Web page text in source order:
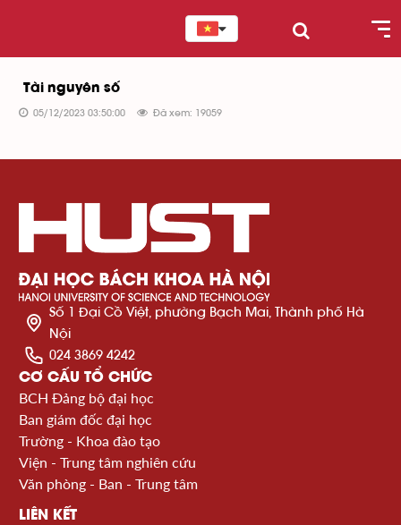
Tài nguyên số
05/12/2023 03:50:00 Đã xem: 19059
Số 1 Đại Cồ Việt, phường Bạch Mai, Thành phố Hà
Nội
024 3869 4242
CƠ CẤU TỔ CHỨC
BCH Đảng bộ đại học
Ban giám đốc đại học
Trường - Khoa đào tạo
Viện - Trung tâm nghiên cứu
Văn phòng - Ban - Trung tâm
LIÊN KẾT